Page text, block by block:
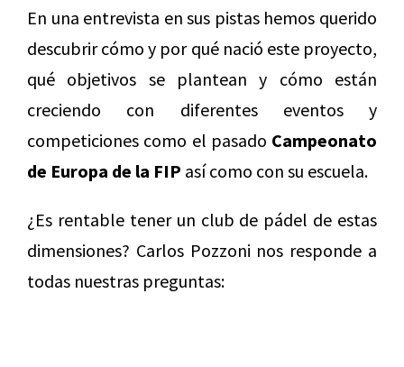
En una entrevista en sus pistas hemos querido
descubrir cómo y por qué nació este proyecto,
qué objetivos se plantean y cómo están
creciendo con diferentes eventos y
competiciones como el pasado Campeonato
de Europa de la FIP así como con su escuela.
¿Es rentable tener un club de pádel de estas
dimensiones? Carlos Pozzoni nos responde a
todas nuestras preguntas: